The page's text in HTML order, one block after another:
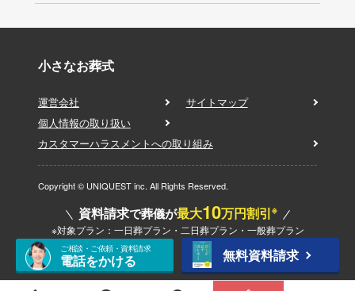
小さなお葬式
運営会社
サイトマップ
個人情報の取り扱い
カスタマーハラスメントへの取り組み
Copyright © UNIQUEST inc. All Rights Reserved.
資料請求で葬儀が最大10万円割引※
※対象プラン：一日葬プラン・二日葬プラン・一般葬プラン
ご相談・ご依頼・資料請求
電話をかける 無料資料請求